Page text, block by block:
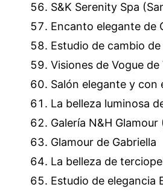
S&K Serenity Spa
Encanto elegante de
Estudio de cambio
Visiones de Vogue de
Salón elegante y con
La belleza luminosa
Galería N&H
Glamour de Gabriella
La belleza de
Estudio de elegancia